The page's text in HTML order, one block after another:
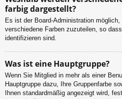
farbig dargestellt?
Es ist der Board-Administration möglich,
verschiedene Farben zuzuteilen, so
identifizieren sind.
Was ist eine Hauptgruppe?
Wenn Sie Mitglied in mehr als einer
Hauptgruppe dazu, Ihre Gruppenfarbe
Ihnen standardmäßig angezeigt wird,